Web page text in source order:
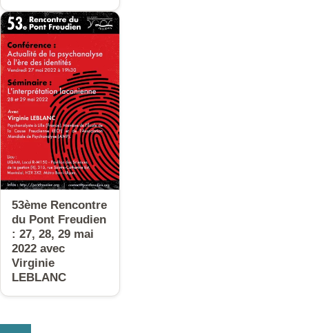
53ème Rencontre
du Pont Freudien
: 27, 28, 29 mai
2022 avec
Virginie
LEBLANC